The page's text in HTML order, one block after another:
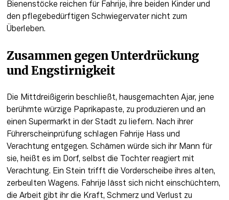
Bienenstöcke reichen für Fahrije, ihre beiden Kinder und
den pflegebedürftigen Schwiegervater nicht zum
Überleben.
Zusammen gegen Unterdrückung
und Engstirnigkeit
Die Mittdreißigerin beschließt, hausgemachten Ajar, jene
berühmte würzige Paprikapaste, zu produzieren und an
einen Supermarkt in der Stadt zu liefern. Nach ihrer
Führerscheinprüfung schlagen Fahrije Hass und
Verachtung entgegen. Schämen würde sich ihr Mann für
sie, heißt es im Dorf, selbst die Tochter reagiert mit
Verachtung. Ein Stein trifft die Vorderscheibe ihres alten,
zerbeulten Wagens. Fahrije lässt sich nicht einschüchtern,
die Arbeit gibt ihr die Kraft, Schmerz und Verlust zu